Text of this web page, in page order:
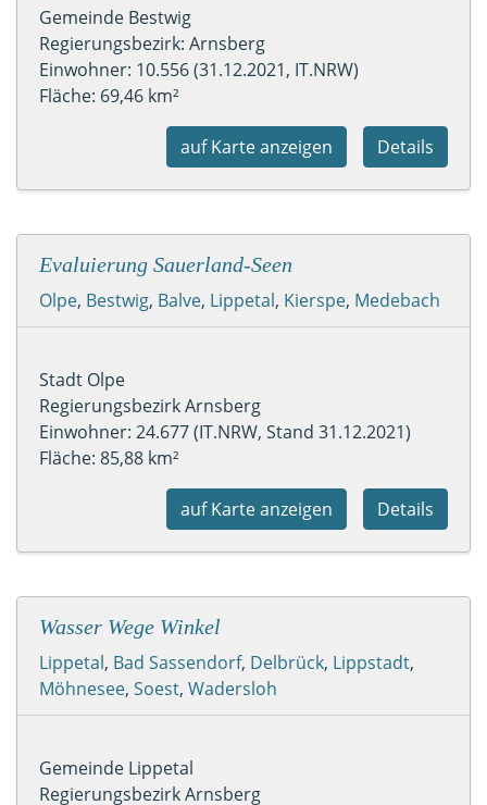
Gemeinde Bestwig
Regierungsbezirk: Arnsberg
Einwohner: 10.556 (31.12.2021, IT.NRW)
Fläche: 69,46 km²
Details
auf Karte anzeigen
Evaluierung Sauerland-Seen
Olpe, Bestwig, Balve, Lippetal, Kierspe, Medebach
Stadt Olpe
Regierungsbezirk Arnsberg
Einwohner: 24.677 (IT.NRW, Stand 31.12.2021)
Fläche: 85,88 km²
Details
auf Karte anzeigen
Wasser Wege Winkel
Lippetal, Bad Sassendorf, Delbrück, Lippstadt,
Möhnesee, Soest, Wadersloh
Gemeinde Lippetal
Regierungsbezirk Arnsberg